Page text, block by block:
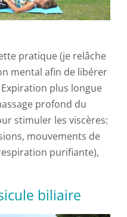
pratique (je relâche
mental afin de libérer
plus longue
profond du
stimuler les viscères:
mouvements de
purifiante),
biliaire